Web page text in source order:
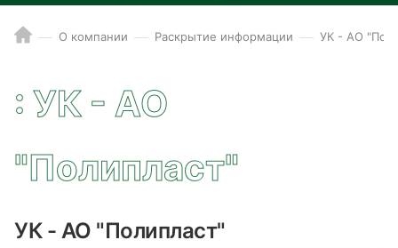
О компании Раскрытие информации УК - АО
: УК - АО
"Полипласт"
УК - АО "Полипласт"